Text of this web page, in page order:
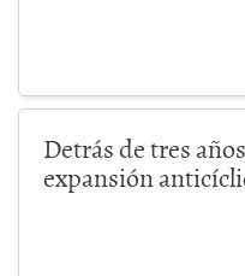
Detrás de tres
expansión